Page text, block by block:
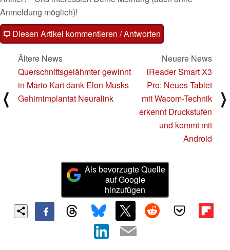
Anmeldung möglich)!
Diesen Artikel kommentieren / Antworten
⟨
Ältere News
Querschnittsgelähmter gewinnt
in Mario Kart dank Elon Musks
Gehirnimplantat Neuralink
Neuere News
iReader Smart X3
Pro: Neues Tablet
mit Wacom-Technik
erkennt Druckstufen
und kommt mit
Android
⟩
Als bevorzugte Quelle
auf Google
hinzufügen